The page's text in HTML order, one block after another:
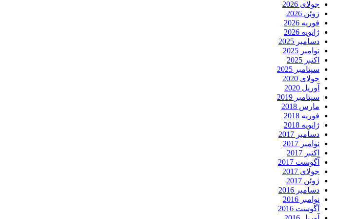
جولای 2026
ژوئن 2026
فوریه 2026
ژانویه 2026
دسامبر 2025
نوامبر 2025
اکتبر 2025
سپتامبر 2025
جولای 2020
آوریل 2020
سپتامبر 2019
مارس 2018
فوریه 2018
ژانویه 2018
دسامبر 2017
نوامبر 2017
اکتبر 2017
آگوست 2017
جولای 2017
ژوئن 2017
دسامبر 2016
نوامبر 2016
آگوست 2016